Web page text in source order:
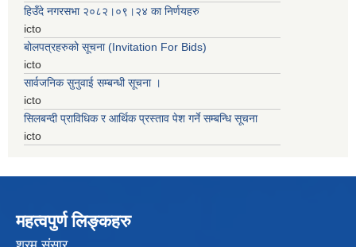
हिउँदे नगरसभा २०८२।०९।२४ का निर्णयहरु
icto
बोलपत्रहरुको सूचना (Invitation For Bids)
icto
सार्वजनिक सुनुवाई सम्बन्धी सूचना ।
icto
सिलबन्दी प्राविधिक र आर्थिक प्रस्ताव पेश गर्ने सम्बन्धि सूचना
icto
महत्वपुर्ण लिङ्कहरु